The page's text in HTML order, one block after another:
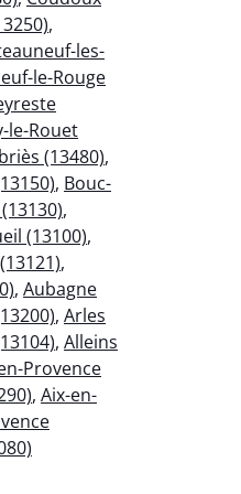
,
les-
le-Rouge
le-Rouet
(13480),
, Bouc-
,
(13100),
,
, Aubagne
, Arles
, Alleins
Provence
, Aix-en-